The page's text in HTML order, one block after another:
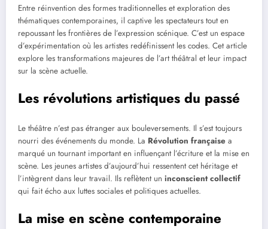
Entre réinvention des formes traditionnelles et exploration des
thématiques contemporaines, il captive les spectateurs tout en
repoussant les frontières de l’expression scénique. C’est un espace
d’expérimentation où les artistes redéfinissent les codes. Cet article
explore les transformations majeures de l’art théâtral et leur impact
sur la scène actuelle.
Les révolutions artistiques du passé
Le théâtre n’est pas étranger aux bouleversements. Il s’est toujours
nourri des événements du monde. La Révolution française a
marqué un tournant important en influençant l’écriture et la mise en
scène. Les jeunes artistes d’aujourd’hui ressentent cet héritage et
l’intègrent dans leur travail. Ils reflètent un inconscient collectif
qui fait écho aux luttes sociales et politiques actuelles.
La mise en scène contemporaine